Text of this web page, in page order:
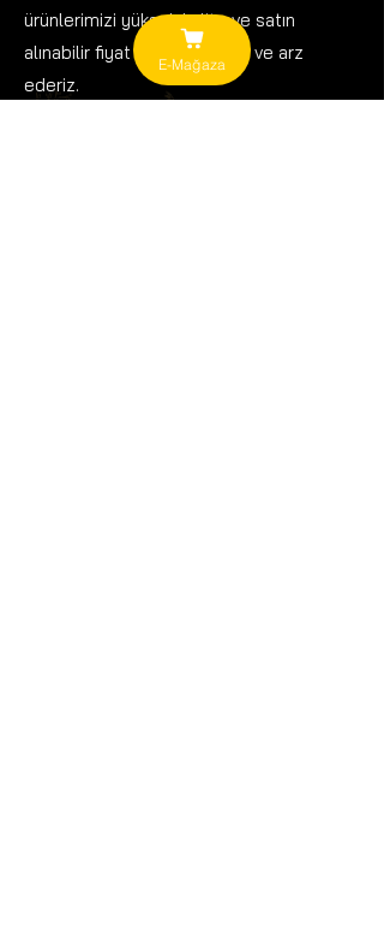
ürünlerimizi yüksek kalite ve satın
alınabilir fiyat ilkesiyle üretir ve arz
ederiz.
E-Mağaza